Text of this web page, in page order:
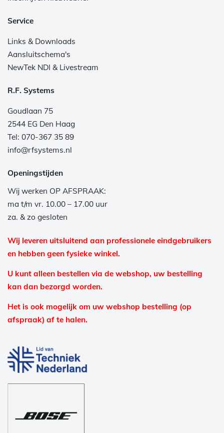
Service
Links & Downloads
Aansluitschema's
NewTek NDI & Livestream
R.F. Systems
Goudlaan 75
2544 EG Den Haag
Tel: 070-367 35 89
info@rfsystems.nl
Openingstijden
Wij werken OP AFSPRAAK:
ma t/m vr. 10.00 – 17.00 uur
za. & zo gesloten
Wij leveren uitsluitend aan professionele eindgebruikers
en hebben geen fysieke winkel.
U kunt alleen bestellen via de webshop, uw bestelling
kan dan bezorgd worden.
Het is ook mogelijk om uw webshop bestelling (op
afspraak) af te halen.